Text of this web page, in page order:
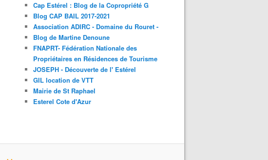
Cap Estérel : Blog de la Copropriété G
Blog CAP BAIL 2017-2021
Association ADIRC - Domaine du Rouret -
Blog de Martine Denoune
FNAPRT- Fédération Nationale des
Propriétaires en Résidences de Tourisme
JOSEPH - Découverte de l' Estérel
GIL location de VTT
Mairie de St Raphael
Esterel Cote d'Azur